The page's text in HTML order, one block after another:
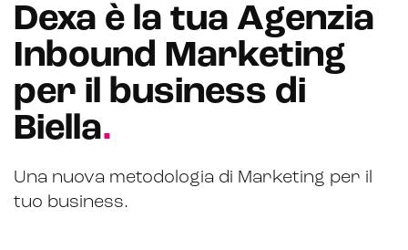
Dexa è la tua Agenzia
Inbound Marketing
per il business di
Biella.
Una nuova metodologia di Marketing per il
tuo business.